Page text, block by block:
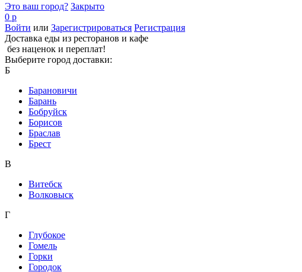
Это ваш город? Закрыто
0 р
Войти или Зарегистрироваться Регистрация
Доставка еды из ресторанов и кафе
без наценок и переплат!
Выберите город доставки:
Б
Барановичи
Барань
Бобруйск
Борисов
Браслав
Брест
В
Витебск
Волковыск
Г
Глубокое
Гомель
Горки
Городок